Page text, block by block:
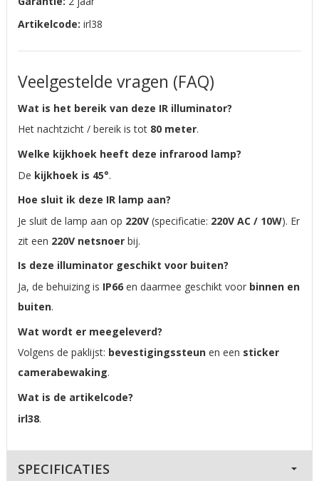
Artikelcode: irl38
Veelgestelde vragen (FAQ)
Wat is het bereik van deze IR illuminator?
Het nachtzicht / bereik is tot 80 meter.
Welke kijkhoek heeft deze infrarood lamp?
De kijkhoek is 45°.
Hoe sluit ik deze IR lamp aan?
Je sluit de lamp aan op 220V(specificatie: 220V AC / 10W). Er
zit een 220V netsnoerbij.
Is deze illuminator geschikt voor buiten?
Ja, de behuizing is IP66en daarmee geschikt voor binnen en
buiten.
Wat wordt er meegeleverd?
Volgens de paklijst: bevestigingssteunen een sticker
camerabewaking.
Wat is de artikelcode?
irl38.
SPECIFICATIES